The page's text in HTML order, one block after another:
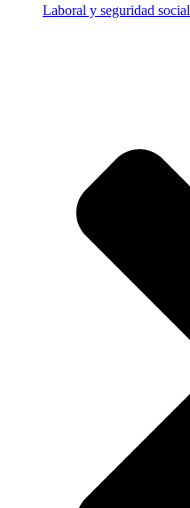
Laboral y seguridad social